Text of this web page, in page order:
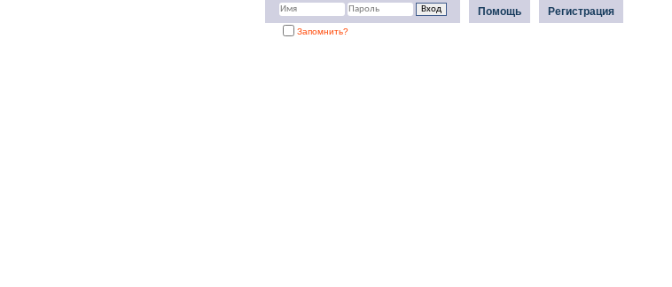
Регистрация
Помощь
Запомнить?